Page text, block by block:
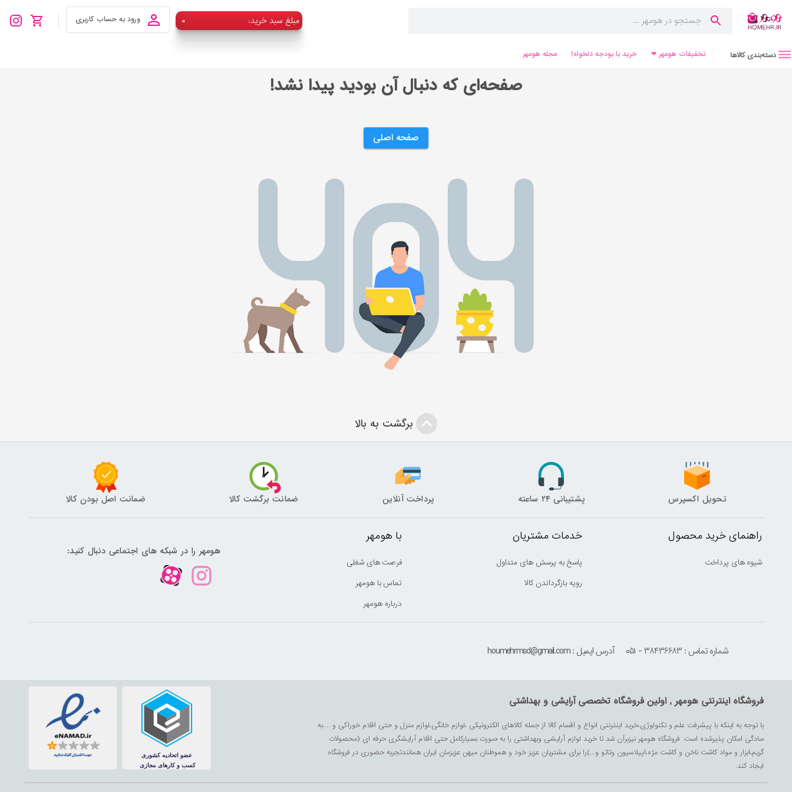
۰ :مبلغ سبد خرید ورود به حساب کاربری
دسته‌بندی کالاها تخفیفات هومهر ❤ خرید با بودجه دلخواه! مجله هومهر
صفحه‌ای که دنبال آن بودید پیدا نشد!
صفحه اصلی
برگشت به بالا
تحویل اکسپرس پشتیبانی ۲۴ ساعته پرداخت آنلاین ضمانت برگشت کالا ضمانت اصل بودن کالا
راهنمای خرید محصول
شیوه های پرداخت
خدمات مشتریان
پاسخ به پرسش های متداول
رویه بازگرداندن کالا
با هومهر
فرصت های شغلی
تماس با هومهر
درباره هومهر
هومهر را در شبکه های اجتماعی دنبال کنید:
شماره تماس : ۳۸۴۳۶۶۸۳ - ۰۵۱ آدرس ایمیل : houmehrmsd@gmail.com
فروشگاه اینترنتی هومهر , اولین فروشگاه تخصصی آرایشی و بهداشتی
با توجه به اینکه با پیشرفت علم و تکنولوژی،خرید اینترنتی انواع و اقسام کالا از جمله کالاهای الکترونیکی ،لوازم خانگی،لوازم منزل و حتی اقلام خوراکی و ....به
سادگی امکان پذیرشده است. فروشگاه هومهر نیزبرآن شد تا خرید لوازم آرایشی وبهداشتی را به صورت بسیارکامل حتی اقلام آرایشگری حرفه ای (محصولات
گریم،ابزار و مواد کاشت ناخن و کاشت مژه،اپیلاسیون وتاتو و...)را برای مشتریان عزیز خود و هموطنان میهن عزیزمان ایران همانندتجربه حضوری در فروشگاه
ایجاد کند.